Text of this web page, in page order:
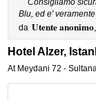
Consigliamo
Blu, ed e' veramente
da Utente anonimo,
Hotel Alzer,
At Meydani 72 -